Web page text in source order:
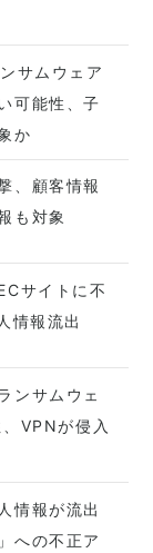
サムウェア
可能性、子
か
、顧客情報
も対象
サイトに不
情報流出
ンサムウェ
VPNが侵入
情報が流出
への不正ア